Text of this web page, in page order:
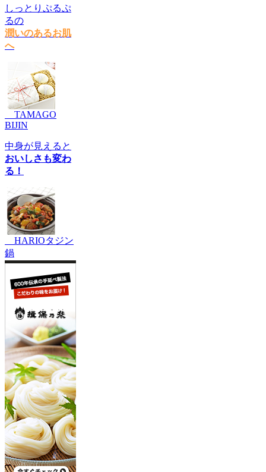
しっとりぷるぷ
るの
潤いのあるお肌
へ
TAMAGO
BIJIN
中身が見えると
おいしさも変わ
る！
HARIOタジン
鍋